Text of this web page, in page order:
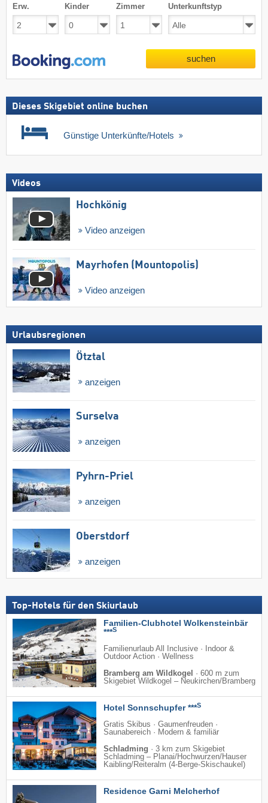
Erw. Kinder Zimmer Unterkunftstyp
suchen
Dieses Skigebiet online buchen
Günstige Unterkünfte/Hotels
Videos
Hochkönig
Video anzeigen
Mayrhofen (Mountopolis)
Video anzeigen
Urlaubsregionen
Ötztal
anzeigen
Surselva
anzeigen
Pyhrn-Priel
anzeigen
Oberstdorf
anzeigen
Top-Hotels für den Skiurlaub
Familien-Clubhotel Wolkensteinbär
***S
Familienurlaub All Inclusive · Indoor &
Outdoor Action · Wellness
Bramberg am Wildkogel
· 600 m zum
Skigebiet Wildkogel – Neukirchen/​Bramberg
Hotel Sonnschupfer ***S
Gratis Skibus · Gaumenfreuden ·
Saunabereich · Modern & familiär
Schladming · 3 km zum Skigebiet
Schladming – Planai/​Hochwurzen/​Hauser
Kaibling/​Reiteralm (4-Berge-Skischaukel)
Residence Garni Melcherhof